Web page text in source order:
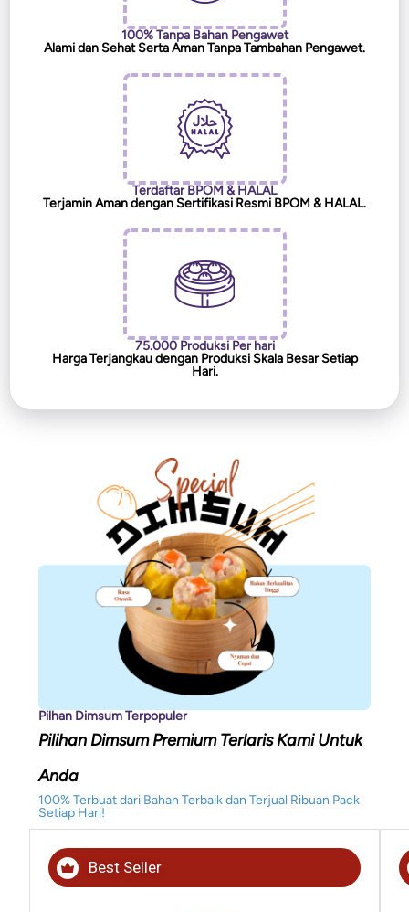
100% Tanpa Bahan Pengawet
Alami dan Sehat Serta Aman Tanpa Tambahan Pengawet.
Terdaftar BPOM & HALAL
Terjamin Aman dengan Sertifikasi Resmi BPOM & HALAL.
75.000 Produksi Per hari
Harga Terjangkau dengan Produksi Skala Besar Setiap
Hari.
Pilhan Dimsum Terpopuler
Pilihan Dimsum Premium Terlaris Kami Untuk
Anda
100% Terbuat dari Bahan Terbaik dan Terjual Ribuan Pack
Setiap Hari!
Best Seller